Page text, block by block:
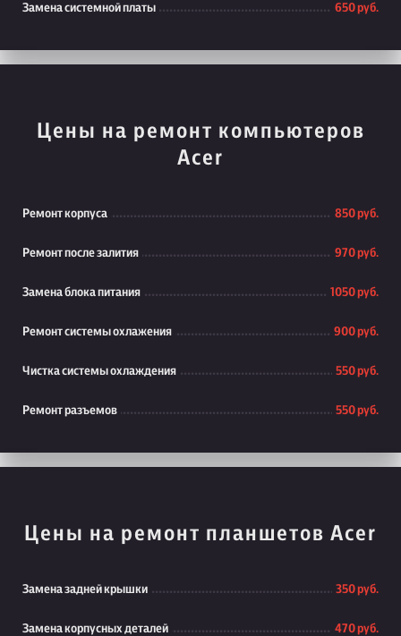
Замена системной платы 650 руб.
Цены на ремонт компьютеров
Acer
Ремонт корпуса 850 руб.
Ремонт после залития 970 руб.
Замена блока питания 1050 руб.
Ремонт системы охлажения 900 руб.
Чистка системы охлаждения 550 руб.
Ремонт разъемов 550 руб.
Цены на ремонт планшетов Acer
Замена задней крышки 350 руб.
Замена корпусных деталей 470 руб.